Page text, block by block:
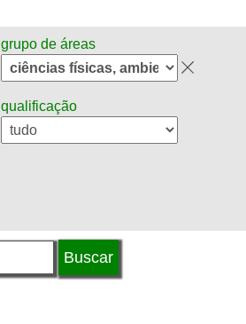
grupo de áreas
qualificação